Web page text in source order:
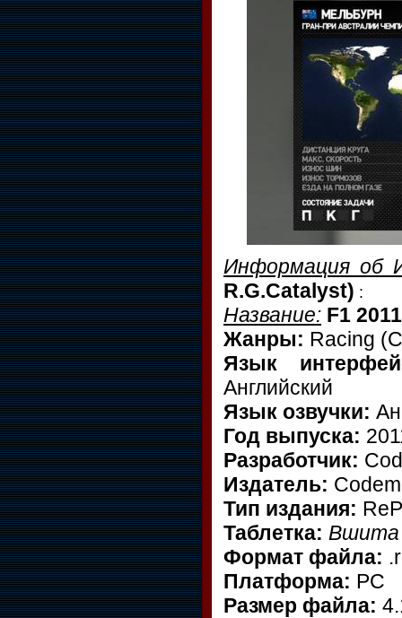
Информация об
R.G.Catalyst) :
Название: F1 2011
Жанры: Racing
Язык
Английский
Язык озвучки:
Год выпуска:
Разработчик:
Издатель:
Тип издания:
Таблетка: Вшита
Формат файла:
Платформа: PC
Размер файла: